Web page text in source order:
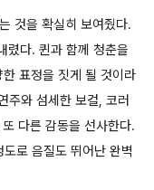
것을 확실히 보여줬다.
렸다. 퀸과 함께 청춘을
표정을 짓게 될 것이라
주와 섬세한 보컬, 코러
다른 감동을 선사한다.
로 음질도 뛰어난 완벽